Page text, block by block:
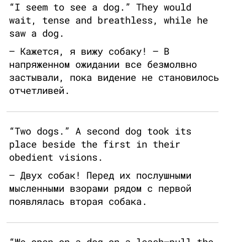
“I seem to see a dog.” They would
wait, tense and breathless, while he
saw a dog.
— Кажется, я вижу собаку! — В
напряженном ожидании все безмолвно
застывали, пока видение не становилось
отчетливей.
“Two dogs.” A second dog took its
place beside the first in their
obedient visions.
— Двух собак! Перед их послушными
мысленными взорами рядом с первой
появлялась вторая собака.